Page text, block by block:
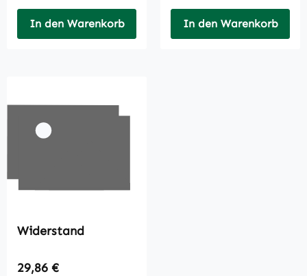
In den Warenkorb In den Warenkorb
Widerstand
Regulärer Preis:
29,86 €